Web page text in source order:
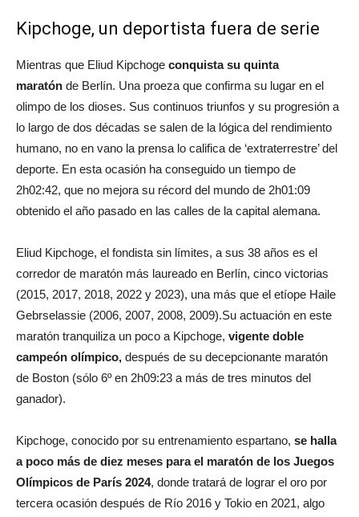
Kipchoge, un deportista fuera de serie
Mientras que Eliud Kipchoge conquista su quinta
maratón de Berlín. Una proeza que confirma su lugar en el
olimpo de los dioses. Sus continuos triunfos y su progresión a
lo largo de dos décadas se salen de la lógica del rendimiento
humano, no en vano la prensa lo califica de ‘extraterrestre’ del
deporte. En esta ocasión ha conseguido un tiempo de
2h02:42, que no mejora su récord del mundo de 2h01:09
obtenido el año pasado en las calles de la capital alemana.
Eliud Kipchoge, el fondista sin límites, a sus 38 años es el
corredor de maratón más laureado en Berlín, cinco victorias
(2015, 2017, 2018, 2022 y 2023), una más que el etíope Haile
Gebrselassie (2006, 2007, 2008, 2009).Su actuación en este
maratón tranquiliza un poco a Kipchoge, vigente doble
campeón olímpico, después de su decepcionante maratón
de Boston (sólo 6º en 2h09:23 a más de tres minutos del
ganador).
Kipchoge, conocido por su entrenamiento espartano, se halla
a poco más de diez meses para el maratón de los Juegos
Olímpicos de París 2024, donde tratará de lograr el oro por
tercera ocasión después de Río 2016 y Tokio en 2021, algo